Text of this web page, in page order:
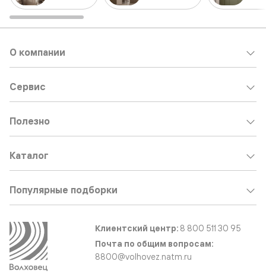
О компании
Сервис
Полезно
Каталог
Популярные подборки
Клиентский центр: 8 800 511 30 95
Почта по общим вопросам:
8800@volhovez.natm.ru